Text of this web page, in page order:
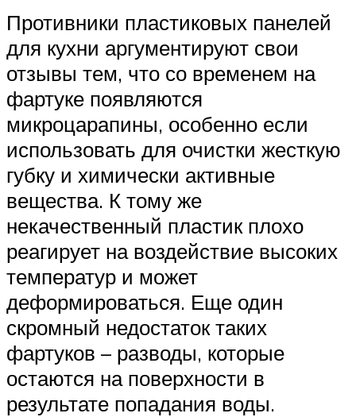
Противники пластиковых панелей
для кухни аргументируют свои
отзывы тем, что со временем на
фартуке появляются
микроцарапины, особенно если
использовать для очистки жесткую
губку и химически активные
вещества. К тому же
некачественный пластик плохо
реагирует на воздействие высоких
температур и может
деформироваться. Еще один
скромный недостаток таких
фартуков – разводы, которые
остаются на поверхности в
результате попадания воды.